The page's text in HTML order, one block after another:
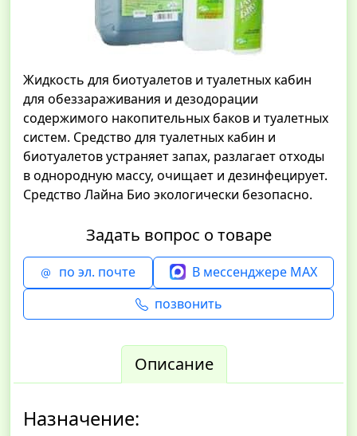
Жидкость для биотуалетов и туалетных кабин
для обеззараживания и дезодорации
содержимого накопительных баков и туалетных
систем. Средство для туалетных кабин и
биотуалетов устраняет запах, разлагает отходы
в однородную массу, очищает и дезинфецирует.
Средство Лайна Био экологически безопасно.
Задать вопрос о товаре
по эл. почте
В мессенджере MAX
позвонить
Описание
Назначение: